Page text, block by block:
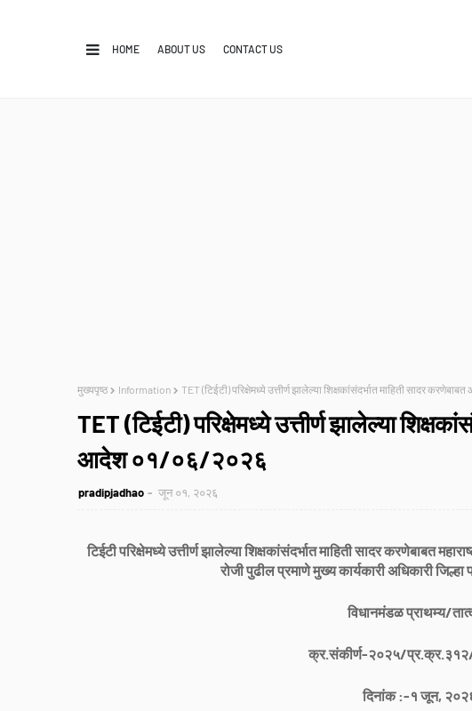
HOME ABOUT US CONTACT US
मुख्यपृष्ठ Information TET (टिईटी) परिक्षेमध्ये उत्तीर्ण झालेल्या शिक्षकांसंदर्भात माहिती सादर
TET (टिईटी) परिक्षेमध्ये उत्तीर्ण झालेल्या
आदेश ०१/०६/२०२६
pradipjadhao जून ०१, २०२६
टिईटी परिक्षेमध्ये उत्तीर्ण झालेल्या शिक्षकांसंदर्भात माहिती सादर करणेबाबत
रोजी पुढील प्रमाणे मुख्य कार्यकारी अधिकारी जिल्हा
विधानमंडळ प्राथम्य/
क्र.संकीर्ण-२०२५/
दिनांक :-१ जून,